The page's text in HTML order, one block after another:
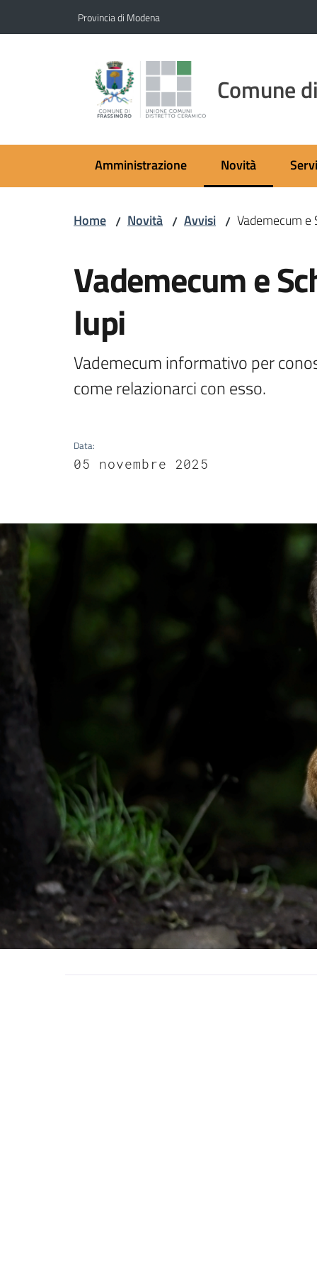
Provincia di Modena
Comune
Amministrazione Novità
Menu selezionato
Home / Novità / Avvisi / Vademecum e
Vademecum e
lupi
Vademecum informativo per
Data:
05 novembre 2025